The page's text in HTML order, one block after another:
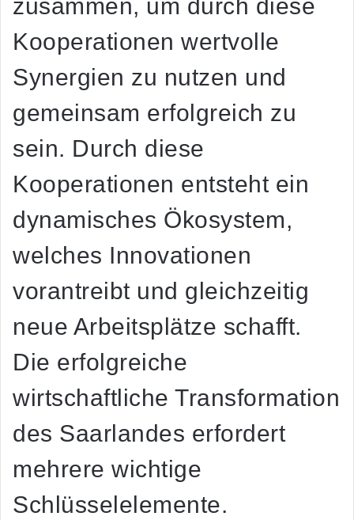
zusammen, um durch diese
Kooperationen wertvolle
Synergien zu nutzen und
gemeinsam erfolgreich zu
sein. Durch diese
Kooperationen entsteht ein
dynamisches Ökosystem,
welches Innovationen
vorantreibt und gleichzeitig
neue Arbeitsplätze schafft.
Die erfolgreiche
wirtschaftliche Transformation
des Saarlandes erfordert
mehrere wichtige
Schlüsselelemente.